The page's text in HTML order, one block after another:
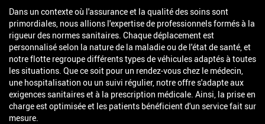
Dans un contexte où l'assurance et la qualité des soins sont
primordiales, nous allions l'expertise de professionnels formés à la
rigueur des normes sanitaires. Chaque déplacement est
personnalisé selon la nature de la maladie ou de l'état de santé, et
notre flotte regroupe différents types de véhicules adaptés à toutes
les situations. Que ce soit pour un rendez-vous chez le médecin,
une hospitalisation ou un suivi régulier, notre offre s'adapte aux
exigences sanitaires et à la prescription médicale. Ainsi, la prise en
charge est optimisée et les patients bénéficient d'un service fait sur
mesure.